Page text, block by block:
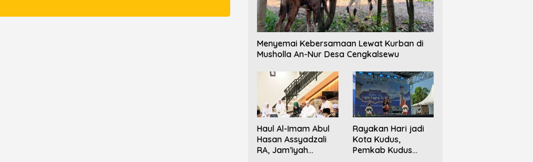
Menyemai Kebersamaan Lewat Kurban di
Musholla An-Nur Desa Cengkalsewu
Haul Al-Imam Abul
Hasan Assyadzali
RA, Jam’iyah
Rayakan Hari jadi
Kota Kudus,
Pemkab Kudus